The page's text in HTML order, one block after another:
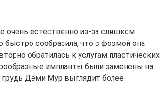
очень естественно из-за слишком
сообразила, что с формой она
обратилась к услугам пластических
импланты были заменены на
Деми Мур выглядит более